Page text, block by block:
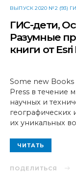
ВЫПУСК 2020 №2 (93)
ГИС-дети,
Разумные
книги от Esri
Some new Books
Press в течение
научных и
их уникальных
ЧИТАТЬ
ПОДЕЛИТЬСЯ